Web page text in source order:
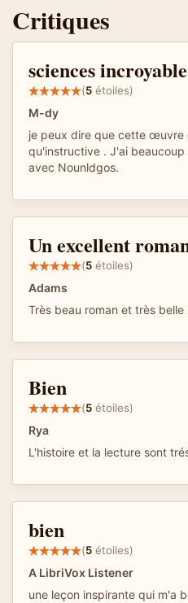
Critiques
sciences incroyable
(5 étoiles)
M-dy
je peux dire que cette œuvre
qu'instructive . J'ai beaucoup
avec Nounldgos.
Un excellent
(5 étoiles)
Adams
Très beau roman et très
Bien
(5 étoiles)
Rya
L'histoire et la lecture sont
bien
(5 étoiles)
A LibriVox Listener
une leçon inspirante qui m'a